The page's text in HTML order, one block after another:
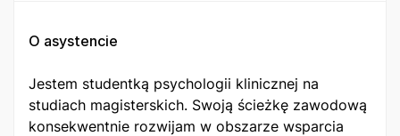
O asystencie
Jestem studentką psychologii klinicznej na
studiach magisterskich. Swoją ścieżkę zawodową
konsekwentnie rozwijam w obszarze wsparcia